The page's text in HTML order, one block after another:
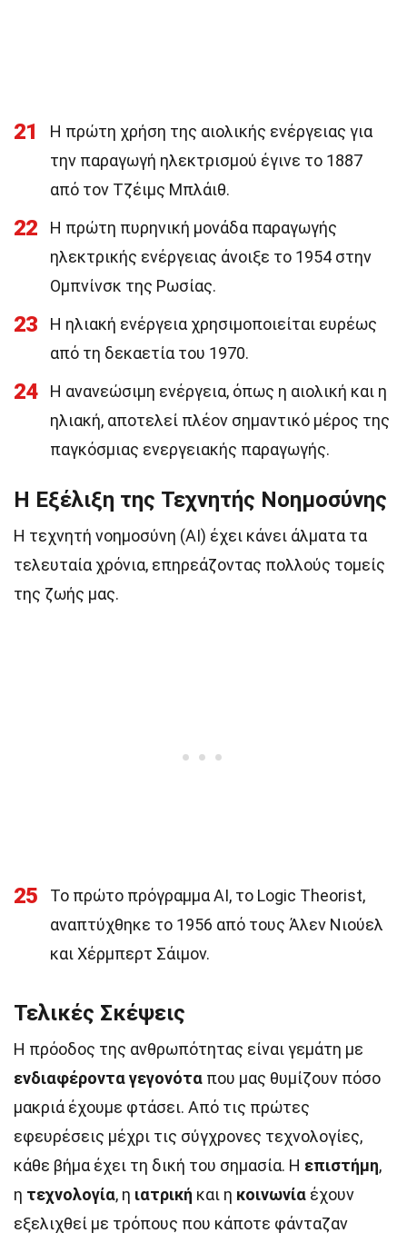
21
Η πρώτη χρήση της αιολικής ενέργειας για
την παραγωγή ηλεκτρισμού έγινε το 1887
από τον Τζέιμς Μπλάιθ.
22
Η πρώτη πυρηνική μονάδα παραγωγής
ηλεκτρικής ενέργειας άνοιξε το 1954 στην
Ομπνίνσκ της Ρωσίας.
23
Η ηλιακή ενέργεια χρησιμοποιείται ευρέως
από τη δεκαετία του 1970.
24
Η ανανεώσιμη ενέργεια, όπως η αιολική και η
ηλιακή, αποτελεί πλέον σημαντικό μέρος της
παγκόσμιας ενεργειακής παραγωγής.
Η Εξέλιξη της Τεχνητής Νοημοσύνης
Η τεχνητή νοημοσύνη (AI) έχει κάνει άλματα τα
τελευταία χρόνια, επηρεάζοντας πολλούς τομείς
της ζωής μας.
25
Το πρώτο πρόγραμμα AI, το Logic Theorist,
αναπτύχθηκε το 1956 από τους Άλεν Νιούελ
και Χέρμπερτ Σάιμον.
Τελικές Σκέψεις
Η πρόοδος της ανθρωπότητας είναι γεμάτη με
ενδιαφέροντα γεγονότα που μας θυμίζουν πόσο
μακριά έχουμε φτάσει. Από τις πρώτες
εφευρέσεις μέχρι τις σύγχρονες τεχνολογίες,
κάθε βήμα έχει τη δική του σημασία. Η επιστήμη,
η τεχνολογία, η ιατρική και η κοινωνία έχουν
εξελιχθεί με τρόπους που κάποτε φάνταζαν